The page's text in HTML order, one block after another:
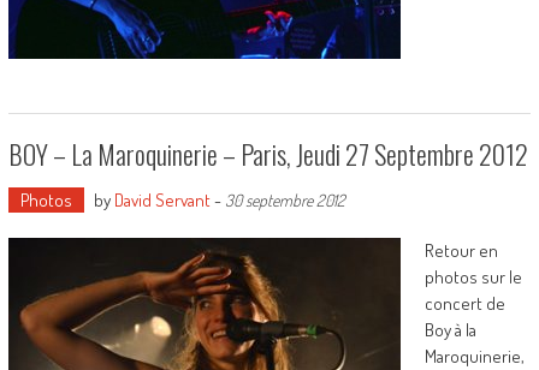
BOY – La Maroquinerie – Paris, Jeudi 27 Septembre 2012
Photos by David Servant- 30 septembre 2012
Retour en
photos sur le
concert de
Boy à la
Maroquinerie,